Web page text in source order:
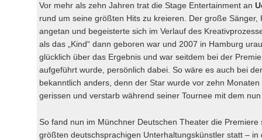
Vor mehr als zehn Jahren trat die Stage Entertainment an
rund um seine größten Hits zu kreieren. Der große
angetan und begeisterte sich im Verlauf des
als das „Kind“ dann geboren war und 2007 in Hamburg
glücklich über das Ergebnis und war seitdem bei der
aufgeführt wurde, persönlich dabei. So wäre es auch bei
bekanntlich anders, denn der Star wurde vor zehn
gerissen und verstarb während seiner Tournee mit dem
So fand nun im Münchner Deutschen Theater die
größten deutschsprachigen Unterhaltungskünstler statt –